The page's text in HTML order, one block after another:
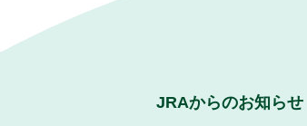
JRAからのお知らせ